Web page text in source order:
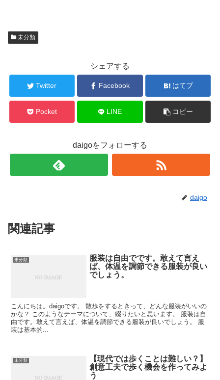
未分類
シェアする
Twitter Facebook はてブ
Pocket LINE コピー
daigoをフォローする
daigo
関連記事
未分類
服装は自由でです。敢えて言え
ば、体温を調節できる服装が良い
でしょう。
こんにちは。daigoです。 散歩をするときって、どんな服装がいいの
かな？ このようなテーマについて、綴りたいと思います。 服装は自
由です。敢えて言えば、体温を調節できる服装が良いでしょう。 服
装は基本的...
未分類
【現代では歩くことは難しい？】
創意工夫で歩く機会を作ってみよ
う